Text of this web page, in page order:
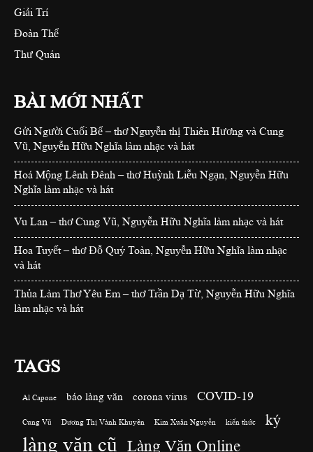
Giải Trí
Đoàn Thể
Thư Quán
BÀI MỚI NHẤT
Gửi Người Cuối Bể – thơ Nguyễn thị Thiên Hương và Cung
Vũ, Nguyễn Hữu Nghĩa làm nhạc và hát
Hoá Mộng Lênh Đênh – thơ Huỳnh Liễu Ngạn, Nguyễn Hữu
Nghĩa làm nhạc và hát
Vu Lan – thơ Cung Vũ, Nguyễn Hữu Nghĩa làm nhạc và hát
Hoa Tuyết – thơ Đỗ Quý Toàn, Nguyễn Hữu Nghĩa làm nhạc
và hát
Thủa Làm Thơ Yêu Em – thơ Trần Dạ Từ, Nguyễn Hữu Nghĩa
làm nhạc và hát
TAGS
Al Capone báo làng văn corona virus COVID-19
Cung Vũ Dương Thị Vành Khuyên Kim Xuân Nguyễn kiến thức ký
làng văn cũ Làng Văn Online